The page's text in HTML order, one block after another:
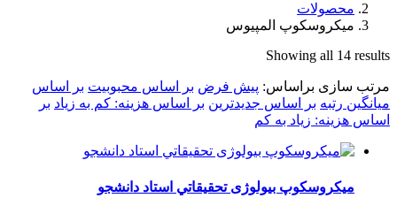
محصولات
میکروسکوپ المپیوس
Showing all 14 results
مرتب سازی براساس: پیش فرض بر اساس محبوبیت بر اساس
میانگین رتبه بر اساس جدیدترین بر اساس هزینه: کم به زیاد بر
اساس هزینه: زیاد به کم
ميكروسكوپ بیولوژی تحقيقاتي استاد دانشجو